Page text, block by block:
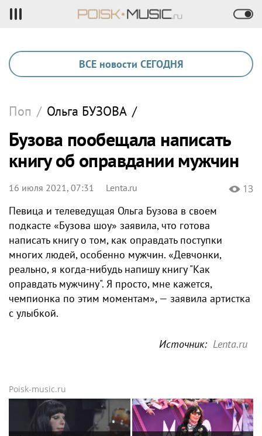
ВСЕ новости СЕГОДНЯ
Поп / Ольга БУЗОВА /
Бузова пообещала написать
книгу об оправдании мужчин
16 июля 2021, 07:31 Lenta.ru 13
Певица и телеведущая Ольга Бузова в своем
подкасте «Бузова шоу» заявила, что готова
написать книгу о том, как оправдать поступки
многих людей, особенно мужчин. «Девчонки,
реально, я когда-нибудь напишу книгу "Как
оправдать мужчину". Я просто, мне кажется,
чемпионка по этим моментам», — заявила артистка
с улыбкой.
Источник: Lenta.ru
Poisk-music.ru